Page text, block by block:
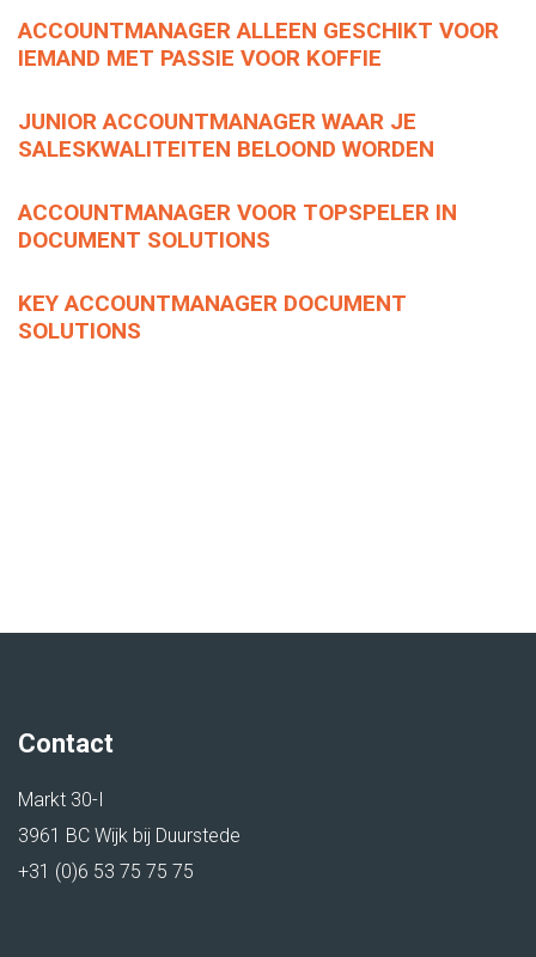
INSPIRATIE
ADRES EN ROUTE
BLOG
ACCOUNTMANAGER ALLEEN GESCHIKT VOOR
IEMAND MET PASSIE VOOR KOFFIE
JUNIOR ACCOUNTMANAGER WAAR JE
SALESKWALITEITEN BELOOND WORDEN
ACCOUNTMANAGER VOOR TOPSPELER IN
DOCUMENT SOLUTIONS
KEY ACCOUNTMANAGER DOCUMENT
SOLUTIONS
Contact
Markt 30-I
3961 BC Wijk bij Duurstede
+31 (0)6 53 75 75 75